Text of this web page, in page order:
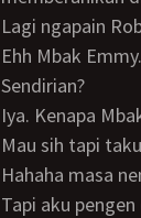
Lagi ngapain
Ehh Mbak
Sendirian?
Iya. Kenapa
Mau sih tapi
Hahaha masa
Tapi aku